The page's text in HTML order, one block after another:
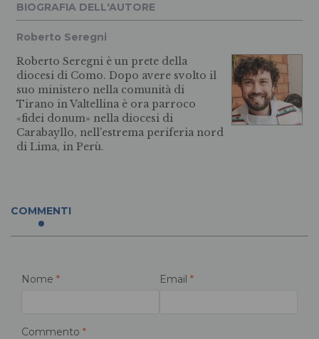
BIOGRAFIA DELL'AUTORE
Roberto Seregni
Roberto Seregni è un prete della
diocesi di Como. Dopo avere svolto il
suo ministero nella comunità di
Tirano in Valtellina è ora parroco
«fidei donum» nella diocesi di
Carabayllo, nell’estrema periferia nord
di Lima, in Perù.
COMMENTI
Nome * Email *
Commento *